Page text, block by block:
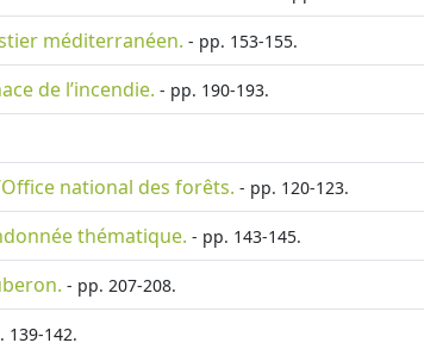
méditerranéen. - pp. 153-155.
de l’incendie. - pp. 190-193.
national des forêts. - pp. 120-123.
thématique. - pp. 143-145.
- pp. 207-208.
139-142.